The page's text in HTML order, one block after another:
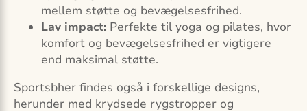
mellem støtte og bevægelsesfrihed.
Lav impact: Perfekte til yoga og pilates, hvor
komfort og bevægelsesfrihed er vigtigere
end maksimal støtte.
Sportsbher findes også i forskellige designs,
herunder med krydsede rygstropper og